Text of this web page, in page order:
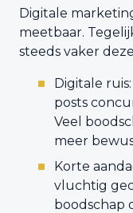
Digitale
meetbaar.
steeds vaker
Digitale
posts
Veel
meer
Korte
vluchtig
boodschap